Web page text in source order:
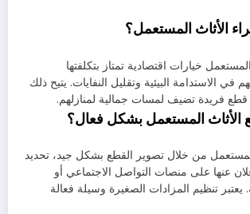
الأثاث المستعمل؟
خيارات اقتصادية تمتاز بتكلفتها
في الاستدامة البيئية وتقليل النفايات. يتيح ذلك
قطع فريدة تضيف لمسات جمالية لمنازلهم.
الأثاث المستعمل بشكل فعال؟
من خلال تصوير القطع بشكل جيد، تحديد
عنها على منصات التواصل الاجتماعي أو
تنظيم المزادات الصغيرة وسيلة فعالة